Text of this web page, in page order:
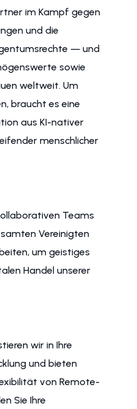
im Kampf gegen
und die
— und
sowie
weltweit. Um
braucht es eine
aus KI-nativer
menschlicher
Teams
Vereinigten
um geistiges
Handel unserer
wir in Ihre
und bieten
von Remote-
Sie Ihre